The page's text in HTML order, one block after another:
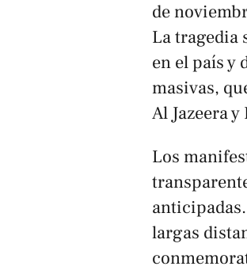
de
La tragedia
en el país y
masivas,
Al Jazeeray
Los
largas